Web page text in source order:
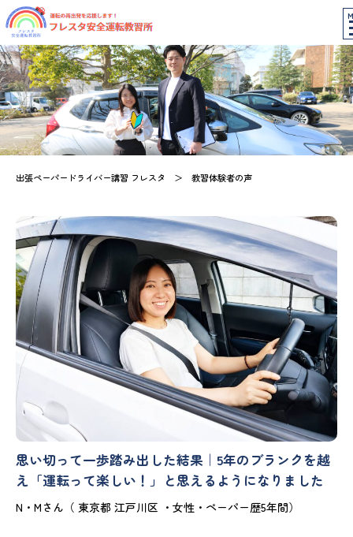
出張ペーパードライバー講習 フレスタ ＞ 教習体験者の声
思い切って一歩踏み出した結果｜5年のブランクを越
え「運転って楽しい！」と思えるようになりました
N・Mさん（ 東京都 江戸川区 ・女性・ペーパー歴5年間）